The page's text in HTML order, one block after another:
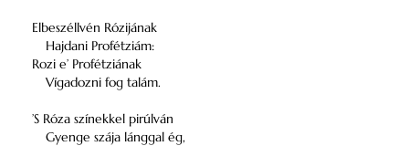
Elbeszéllvén Rózijának
Hajdani Profétziám:
Rozi e’ Profétziának
Vígadozni fog talám.
’S Róza színekkel pirúlván
Gyenge szája lánggal ég,